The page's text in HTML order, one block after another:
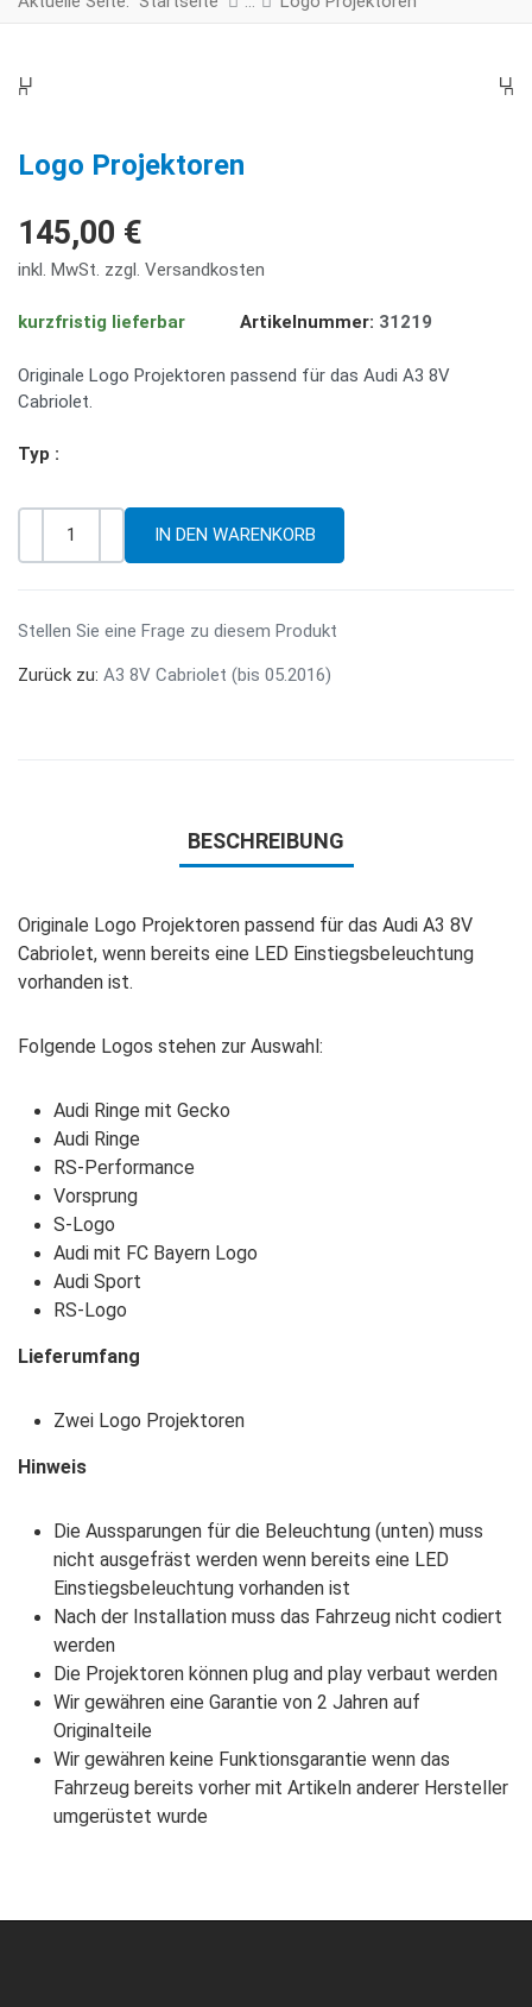
Logo Projektoren
145,00 €
inkl. MwSt. zzgl. Versandkosten
kurzfristig lieferbar Artikelnummer: 31219
Originale Logo Projektoren passend für das Audi A3 8V
Cabriolet.
Typ :
Stellen Sie eine Frage zu diesem Produkt
Zurück zu: A3 8V Cabriolet (bis 05.2016)
BESCHREIBUNG
Originale Logo Projektoren passend für das Audi A3 8V
Cabriolet, wenn bereits eine LED Einstiegsbeleuchtung
vorhanden ist.
Folgende Logos stehen zur Auswahl:
Audi Ringe mit Gecko
Audi Ringe
RS-Performance
Vorsprung
S-Logo
Audi mit FC Bayern Logo
Audi Sport
RS-Logo
Lieferumfang
Zwei Logo Projektoren
Hinweis
Die Aussparungen für die Beleuchtung (unten) muss
nicht ausgefräst werden wenn bereits eine LED
Einstiegsbeleuchtung vorhanden ist
Nach der Installation muss das Fahrzeug nicht codiert
werden
Die Projektoren können plug and play verbaut werden
Wir gewähren eine Garantie von 2 Jahren auf
Originalteile
Wir gewähren keine Funktionsgarantie wenn das
Fahrzeug bereits vorher mit Artikeln anderer Hersteller
umgerüstet wurde